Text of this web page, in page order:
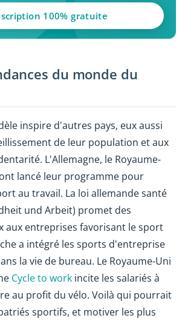
100% gratuite
du monde du
inspire d'autres pays, eux aussi
de leur population et aux
L'Allemagne, le Royaume-
lancé leur programme pour
au travail. La loi allemande santé
und Arbeit) promet des
aux entreprises favorisant le sport
a intégré les sports d'entreprise
la vie de bureau. Le Royaume-Uni
Cycle to work incite les salariés à
au profit du vélo. Voilà qui pourrait
sportifs, et motiver les plus